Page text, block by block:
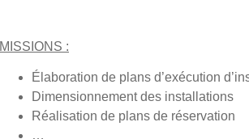
MISSIONS :
Élaboration de plans d’exécution
Dimensionnement des installations
Réalisation de plans de réservation
…